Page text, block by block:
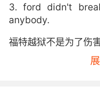
3. ford didn't
anybody.
福特越狱不是为了伤
4. ford robbed a